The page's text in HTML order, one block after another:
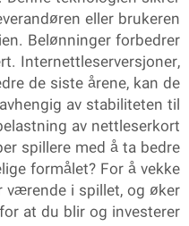
eller brukeren
Belønninger forbedrer
Internettleserversjoner,
de siste årene, kan de
av stabiliteten til
av nettleserkort
spillere med å ta bedre
formålet? For å vekke
værende i spillet, og øker
at du blir og investerer.